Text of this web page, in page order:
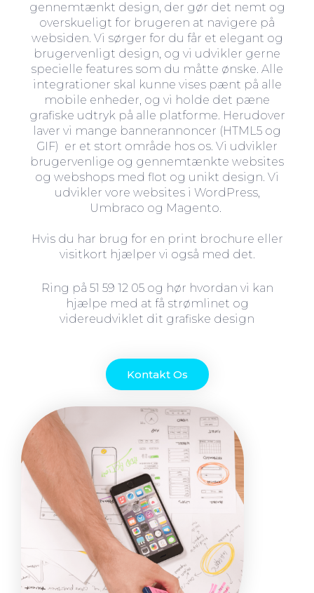
gennemtænkt design, der gør det nemt og
overskueligt for brugeren at navigere på
websiden. Vi sørger for du får et elegant og
brugervenligt design, og vi udvikler gerne
specielle features som du måtte ønske. Alle
integrationer skal kunne vises pænt på alle
mobile enheder, og vi holde det pæne
grafiske udtryk på alle platforme. Herudover
laver vi mange bannerannoncer (HTML5 og
GIF) er et stort område hos os. Vi udvikler
brugervenlige og gennemtænkte websites
og webshops med flot og unikt design. Vi
udvikler vore websites i WordPress,
Umbraco og Magento.
Hvis du har brug for en print brochure eller
visitkort hjælper vi også med det.
Ring på 51 59 12 05 og hør hvordan vi kan
hjælpe med at få strømlinet og
videreudviklet dit grafiske design
Kontakt Os